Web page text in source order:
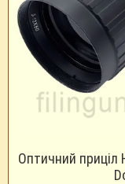
Оптичний приціл